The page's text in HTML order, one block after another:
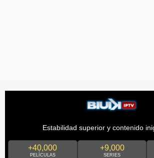
Estabilidad superior y contenido
+40,000
PELÍCULAS
+9,000
SERIES